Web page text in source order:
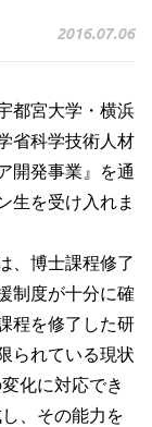
2016.07.06
都宮大学・横浜
省科学技術人材
開発事業』を通
生を受け入れま
、博士課程修了
制度が十分に確
程を修了した研
られている現状
化に対応でき
、その能力を